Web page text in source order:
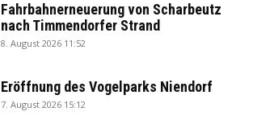
Fahrbahnerneuerung von Scharbeutz
nach Timmendorfer Strand
8. August 2026 11:52
Eröffnung des Vogelparks Niendorf
7. August 2026 15:12